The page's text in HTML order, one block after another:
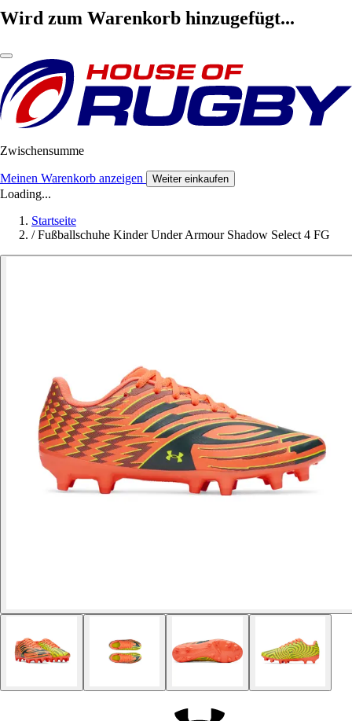
Wird zum Warenkorb hinzugefügt...
Zwischensumme
Meinen Warenkorb anzeigen Weiter einkaufen
Loading...
Startseite
/ Fußballschuhe Kinder Under Armour Shadow Select 4 FG